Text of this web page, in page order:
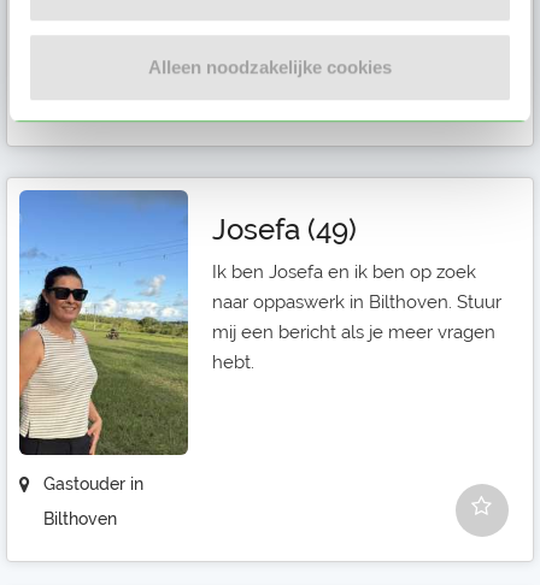
Alleen noodzakelijke cookies
Soesterberg
Gastouder in
Bilthoven
Josefa (49)
Ik ben Josefa en ik ben op zoek
naar oppaswerk in Bilthoven. Stuur
mij een bericht als je meer vragen
hebt.